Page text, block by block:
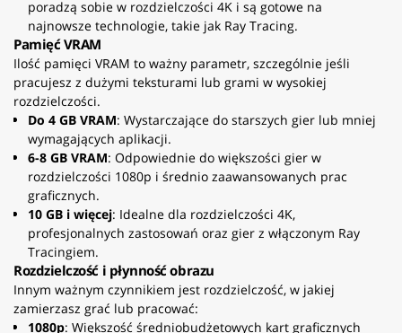
poradzą sobie w rozdzielczości 4K i są gotowe na
najnowsze technologie, takie jak Ray Tracing.
Pamięć VRAM
Ilość pamięci VRAM to ważny parametr, szczególnie jeśli
pracujesz z dużymi teksturami lub grami w wysokiej
rozdzielczości.
Do 4 GB VRAM: Wystarczające do starszych gier lub mniej
wymagających aplikacji.
6-8 GB VRAM: Odpowiednie do większości gier w
rozdzielczości 1080p i średnio zaawansowanych prac
graficznych.
10 GB i więcej: Idealne dla rozdzielczości 4K,
profesjonalnych zastosowań oraz gier z włączonym Ray
Tracingiem.
Rozdzielczość i płynność obrazu
Innym ważnym czynnikiem jest rozdzielczość, w jakiej
zamierzasz grać lub pracować:
1080p: Większość średniobudżetowych kart graficznych